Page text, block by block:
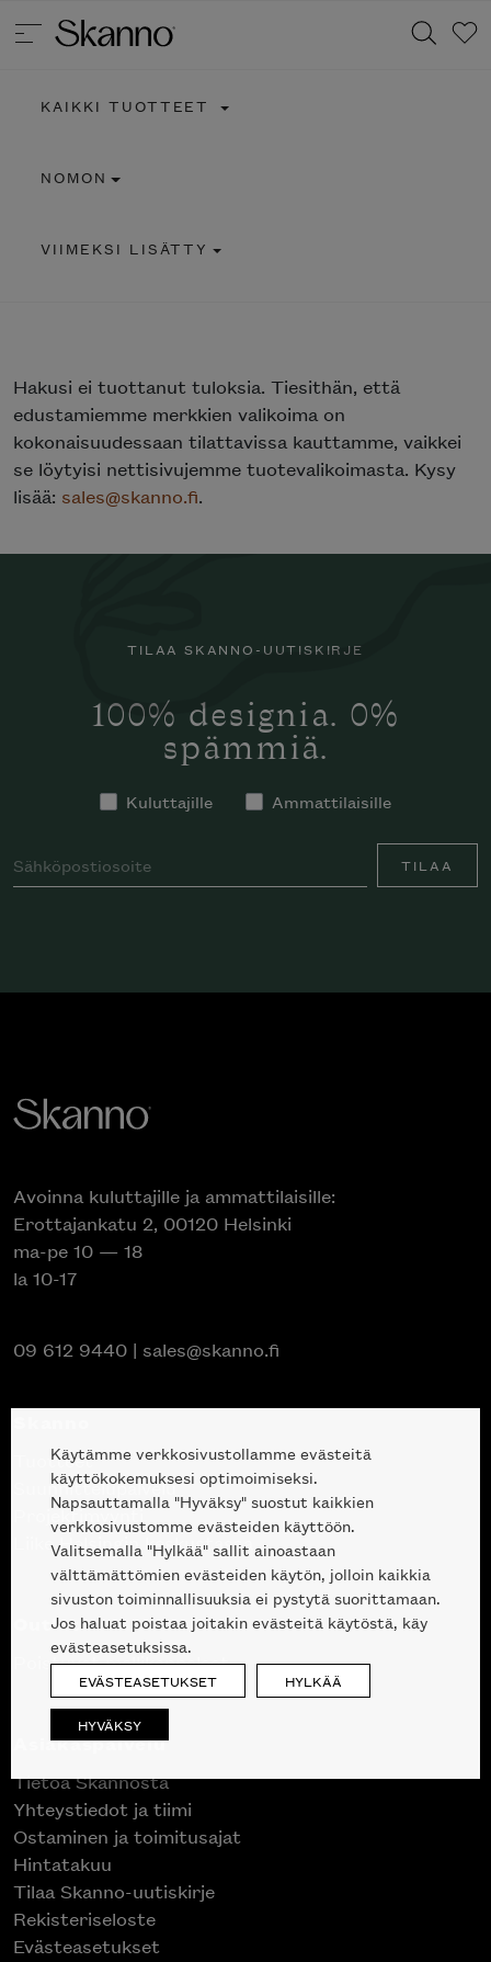
KAIKKI TUOTTEET
NOMON
VIIMEKSI LISÄTTY
Hakusi ei tuottanut tuloksia. Tiesithän, että
edustamiemme merkkien valikoima on
kokonaisuudessaan tilattavissa kauttamme, vaikkei
se löytyisi nettisivujemme tuotevalikoimasta. Kysy
lisää: sales@skanno.fi.
TILAA SKANNO-UUTISKIRJE
100% designia. 0%
spämmiä.
Kuluttajille Ammattilaisille
TILAA
Avoinna kuluttajille ja ammattilaisille:
Erottajankatu 2, 00120 Helsinki
ma-pe 10 — 18
la 10-17
09 612 9440 | sales@skanno.fi
Tuotteet
Suunnittelupalvelu
Projektimyynti
Liike Helsingin keskustassa
Outlet
Poistuvat mallikappaleet
Asiakaspalvelu
Tietoa Skannosta
Yhteystiedot ja tiimi
Ostaminen ja toimitusajat
Hintatakuu
Tilaa Skanno-uutiskirje
Rekisteriseloste
Evästeasetukset
Käytämme verkkosivustollamme evästeitä
käyttökokemuksesi optimoimiseksi.
Napsauttamalla "Hyväksy" suostut kaikkien
verkkosivustomme evästeiden käyttöön.
Valitsemalla "Hylkää" sallit ainoastaan
välttämättömien evästeiden käytön, jolloin kaikkia
sivuston toiminnallisuuksia ei pystytä suorittamaan.
Jos haluat poistaa joitakin evästeitä käytöstä, käy
evästeasetuksissa.
EVÄSTEASETUKSET HYLKÄÄ
HYVÄKSY